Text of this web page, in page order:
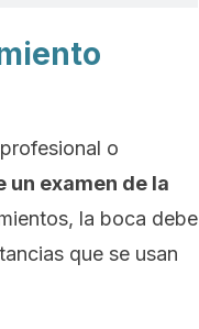
o
examen de la
la boca debe
que se usan